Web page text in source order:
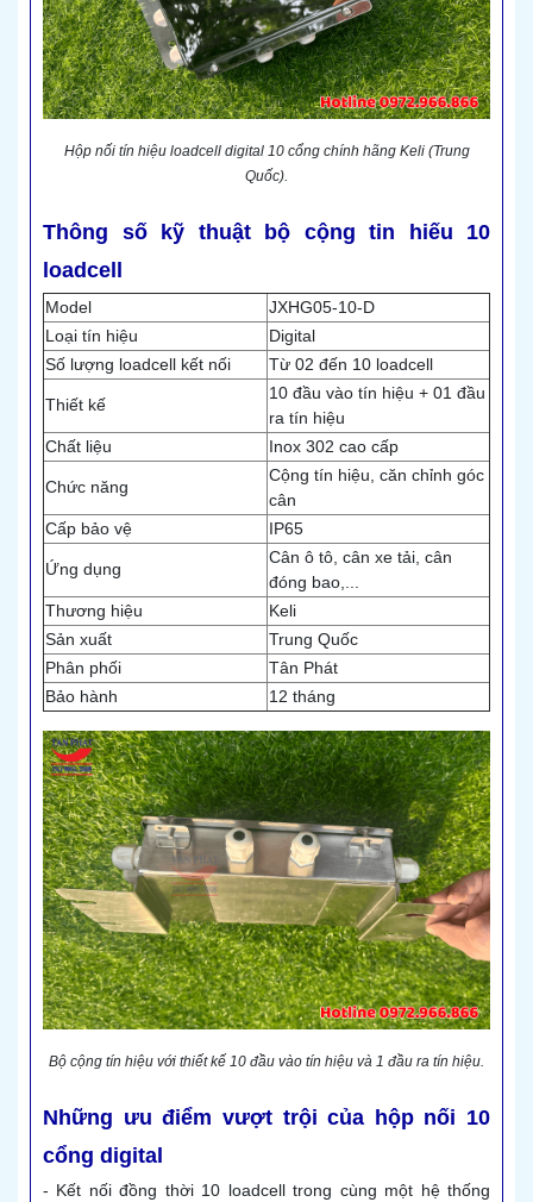
Hộp nối tín hiệu loadcell digital 10 cổng chính hãng Keli (Trung
Quốc).
Thông số kỹ thuật bộ cộng tin hiếu 10
loadcell
Model
JXHG05-10-D
Loại tín hiệu
Digital
Số lượng loadcell kết nối
Từ 02 đến 10 loadcell
Thiết kế
10 đầu vào tín hiệu + 01 đầu
ra tín hiệu
Chất liệu
Inox 302 cao cấp
Chức năng
Cộng tín hiệu, căn chỉnh góc
cân
Cấp bảo vệ
IP65
Ứng dụng
Cân ô tô, cân xe tải, cân
đóng bao,...
Thương hiệu
Keli
Sản xuất
Trung Quốc
Phân phối
Tân Phát
Bảo hành
12 tháng
Bộ cộng tín hiệu với thiết kế 10 đầu vào tín hiệu và 1 đầu ra tín hiệu.
Những ưu điểm vượt trội của hộp nối 10
cổng digital
- Kết nối đồng thời 10 loadcell trong cùng một hệ thống